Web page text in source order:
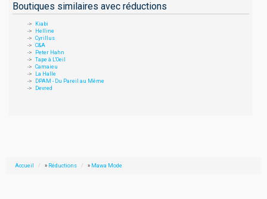
Boutiques similaires avec réductions
Kiabi
Helline
Cyrillus
C&A
Peter Hahn
Tape à L'Oeil
Camaieu
La Halle
DPAM - Du Pareil au Même
Devred
Accueil » Réductions » Mawa Mode